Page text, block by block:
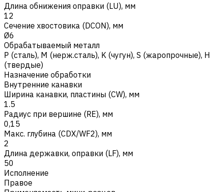
Длина обнижения оправки (LU), мм
12
Сечение хвостовика (DCON), мм
Ø6
Обрабатываемый металл
Р (сталь), M (нерж.сталь), K (чугун), S (жаропрочные), H
(твердые)
Назначение обработки
Внутренние канавки
Ширина канавки, пластины (CW), мм
1.5
Радиус при вершине (RE), мм
0,15
Макс. глубина (CDX/WF2), мм
2
Длина державки, оправки (LF), мм
50
Исполнение
Правое